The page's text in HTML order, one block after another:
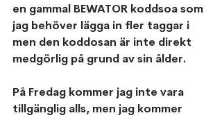
en gammal BEWATOR koddsoa som
jag behöver lägga in fler taggar i
men den koddosan är inte direkt
medgörlig på grund av sin ålder.
På Fredag kommer jag inte vara
tillgänglig alls, men jag kommer